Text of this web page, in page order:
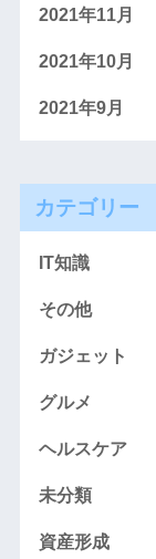
2021年11月
2021年10月
2021年9月
カテゴリー
IT知識
その他
ガジェット
グルメ
ヘルスケア
未分類
資産形成